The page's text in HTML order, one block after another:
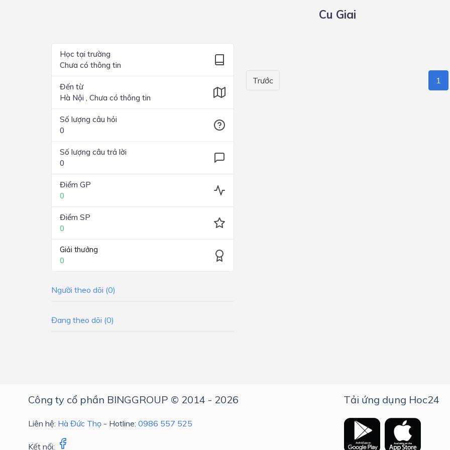
Lớp 2
Cu Giai
Học tại trường
Chưa có thông tin
Đến từ
Hà Nội , Chưa có thông tin
Số lượng câu hỏi
0
Số lượng câu trả lời
0
Điểm GP
0
Điểm SP
0
Giải thưởng
0
Người theo dõi (0)
Đang theo dõi (0)
Trước 1
Công ty cổ phần BINGGROUP © 2014 - 2026
Liên hệ: Hà Đức Thọ - Hotline: 0986 557 525
Kết nối:
Tải ứng dụng Hoc24